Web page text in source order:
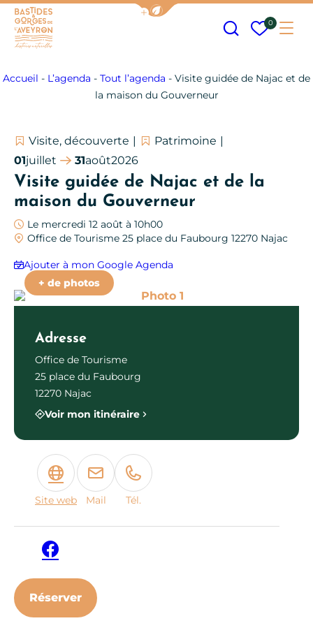
Afficher la barre de navigation
Mes
0
Accueil - L’agenda - Tout l’agenda - Visite guidée de Najac et de
la maison du Gouverneur
Visite, découverte
Patrimoine
01juillet 31août2026
Visite guidée de Najac et de la
maison du Gouverneur
Le mercredi 12 août à 10h00
Office de Tourisme 25 place du Faubourg 12270 Najac
Ajouter à mon Google Agenda
Photo 1
+ de photos
Photo 2Adresse
Office de Tourisme
25 place du Faubourg
12270 Najac
Voir mon itinéraire
Site web Mail Tél.
Facebook
Réserver